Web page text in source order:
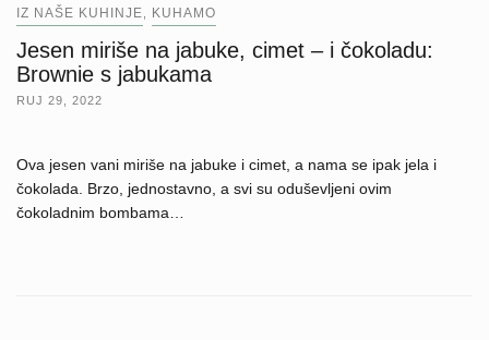
IZ NAŠE KUHINJE KUHAMO
Jesen miriše na jabuke, cimet – i čokoladu:
Brownie s jabukama
RUJ 29, 2022
Ova jesen vani miriše na jabuke i cimet, a nama se ipak jela i
čokolada. Brzo, jednostavno, a svi su oduševljeni ovim
čokoladnim bombama…